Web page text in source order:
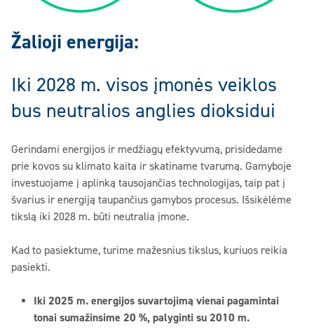
Žalioji energija:
Iki 2028 m. visos įmonės veiklos
bus neutralios anglies dioksidui
Gerindami energijos ir medžiagų efektyvumą, prisidedame
prie kovos su klimato kaita ir skatiname tvarumą. Gamyboje
investuojame į aplinką tausojančias technologijas, taip pat į
švarius ir energiją taupančius gamybos procesus. Išsikėlėme
tikslą iki 2028 m. būti neutralia įmone.
Kad to pasiektume, turime mažesnius tikslus, kuriuos reikia
pasiekti.
Iki 2025 m. energijos suvartojimą vienai pagamintai
tonai sumažinsime 20 %, palyginti su 2010 m.